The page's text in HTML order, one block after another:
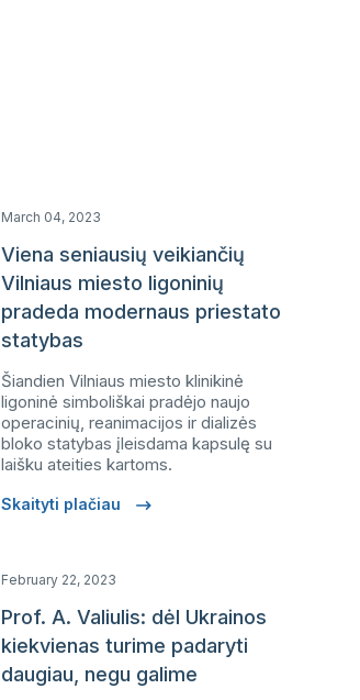
March 04, 2023
Viena seniausių veikiančių
Vilniaus miesto ligoninių
pradeda modernaus priestato
statybas
Šiandien Vilniaus miesto klinikinė
ligoninė simboliškai pradėjo naujo
operacinių, reanimacijos ir dializės
bloko statybas įleisdama kapsulę su
laišku ateities kartoms.
Skaityti plačiau
February 22, 2023
Prof. A. Valiulis: dėl Ukrainos
kiekvienas turime padaryti
daugiau, negu galime